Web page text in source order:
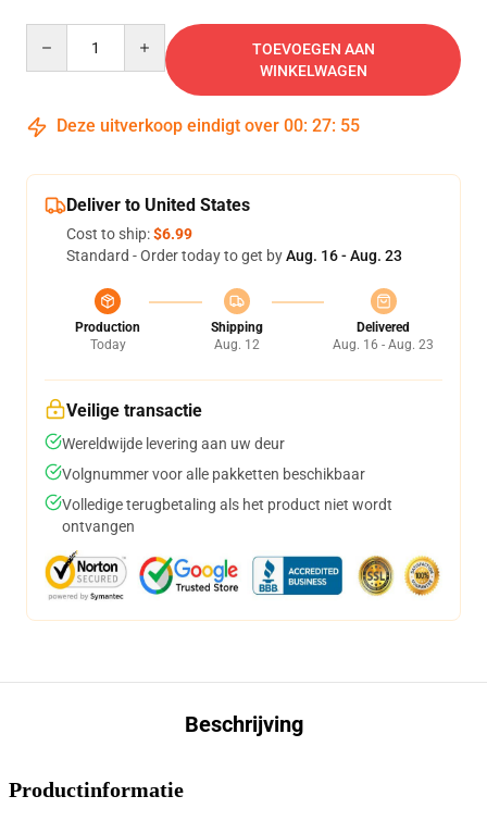
TOEVOEGEN AAN
WINKELWAGEN
Deze uitverkoop eindigt over 00: 27: 54
Deliver to United States
Cost to ship:$6.99
Standard - Order today to get byAug. 16 - Aug. 23
Production
Today
Shipping
Aug. 12
Delivered
Aug. 16 - Aug. 23
Veilige transactie
Wereldwijde levering aan uw deur
Volgnummer voor alle pakketten beschikbaar
Volledige terugbetaling als het product niet wordt
ontvangen
Beschrijving
Productinformatie